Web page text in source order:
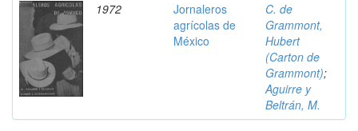
1972
Jornaleros
agrícolas de
México
C. de
Grammont,
Hubert
(Carton de
Grammont);
Aguirre y
Beltrán, M.